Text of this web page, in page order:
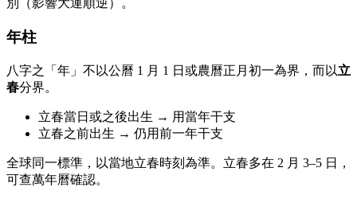
別（影響大運順逆）。
年柱
八字之「年」不以公曆 1 月 1 日或農曆正月初一為界，而以立
春分界。
立春當日或之後出生 → 用當年干支
立春之前出生 → 仍用前一年干支
全球同一標準，以當地立春時刻為準。立春多在 2 月 3–5 日，
可查萬年曆確認。